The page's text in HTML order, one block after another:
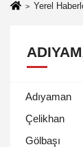
Yerel
Adıyaman
Çelikhan
Gölbaşı